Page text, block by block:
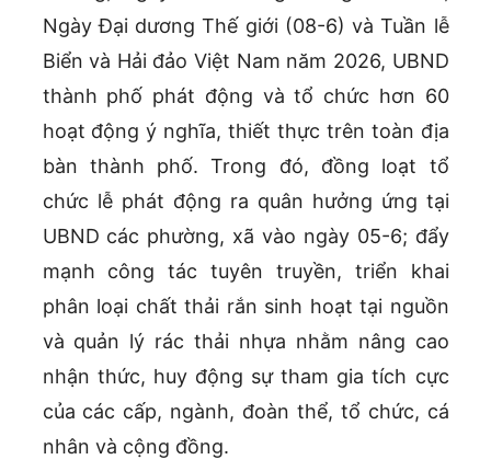
Ngày Đại dương Thế giới (08-6) và Tuần lễ
Biển và Hải đảo Việt Nam năm 2026, UBND
thành phố phát động và tổ chức hơn 60
hoạt động ý nghĩa, thiết thực trên toàn địa
bàn thành phố. Trong đó, đồng loạt tổ
chức lễ phát động ra quân hưởng ứng tại
UBND các phường, xã vào ngày 05-6; đẩy
mạnh công tác tuyên truyền, triển khai
phân loại chất thải rắn sinh hoạt tại nguồn
và quản lý rác thải nhựa nhằm nâng cao
nhận thức, huy động sự tham gia tích cực
của các cấp, ngành, đoàn thể, tổ chức, cá
nhân và cộng đồng.